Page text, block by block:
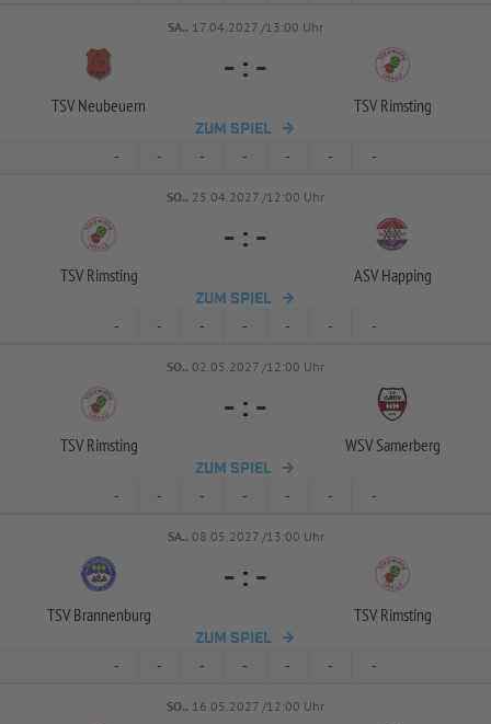
SA.. 17.04.2027 /13:00 Uhr
TSV Neubeuern
- : -
TSV Rimsting
ZUM SPIEL
- - - - - - -
SO.. 25.04.2027 /12:00 Uhr
TSV Rimsting
- : -
ASV Happing
ZUM SPIEL
- - - - - - -
SO.. 02.05.2027 /12:00 Uhr
TSV Rimsting
- : -
WSV Samerberg
ZUM SPIEL
- - - - - - -
SA.. 08.05.2027 /13:00 Uhr
TSV Brannenburg
- : -
TSV Rimsting
ZUM SPIEL
- - - - - - -
SO.. 16.05.2027 /12:00 Uhr